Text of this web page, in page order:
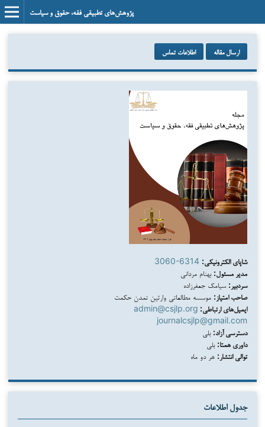
پژوهش‌های تطبیقی فقه، حقوق و سیاست
ارسال مقاله اطلاعات تماس
شاپای الکترونیکی: 3060-6314
مدیر مسئول: بهنام مردانی
سردبیر: سیامک جعفرزاده
صاحب امتیاز: موسسه مطالعاتی وارثین تمدن حکمت
ایمیل‌های ارتباطی: admin@csjlp.org
journalcsjlp@gmail.com
دسترسی آزاد: بلی
داوری همتا: بلی
توالی انتشار: هر دو ماه
جدول اطلاعات